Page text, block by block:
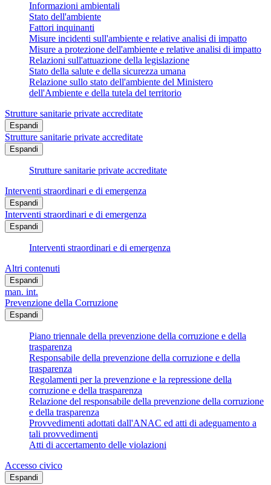
Informazioni ambientali
Stato dell'ambiente
Fattori inquinanti
Misure incidenti sull'ambiente e relative analisi di impatto
Misure a protezione dell'ambiente e relative analisi di impatto
Relazioni sull'attuazione della legislazione
Stato della salute e della sicurezza umana
Relazione sullo stato dell'ambiente del Ministero
dell'Ambiente e della tutela del territorio
Strutture sanitarie private accreditate
Espandi
Strutture sanitarie private accreditate
Espandi
Strutture sanitarie private accreditate
Interventi straordinari e di emergenza
Espandi
Interventi straordinari e di emergenza
Espandi
Interventi straordinari e di emergenza
Altri contenuti
Espandi
man. int.
Prevenzione della Corruzione
Espandi
Piano triennale della prevenzione della corruzione e della
trasparenza
Responsabile della prevenzione della corruzione e della
trasparenza
Regolamenti per la prevenzione e la repressione della
corruzione e della trasparenza
Relazione del responsabile della prevenzione della corruzione
e della trasparenza
Provvedimenti adottati dall'ANAC ed atti di adeguamento a
tali provvedimenti
Atti di accertamento delle violazioni
Accesso civico
Espandi